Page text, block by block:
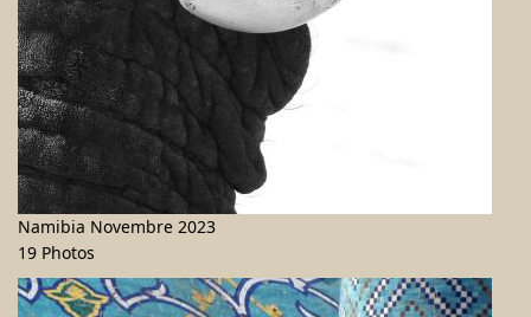
Namibia Novembre 2023
19 Photos